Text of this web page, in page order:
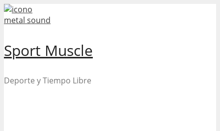
Skip
to
Sport Muscle
Deporte y Tiempo Libre